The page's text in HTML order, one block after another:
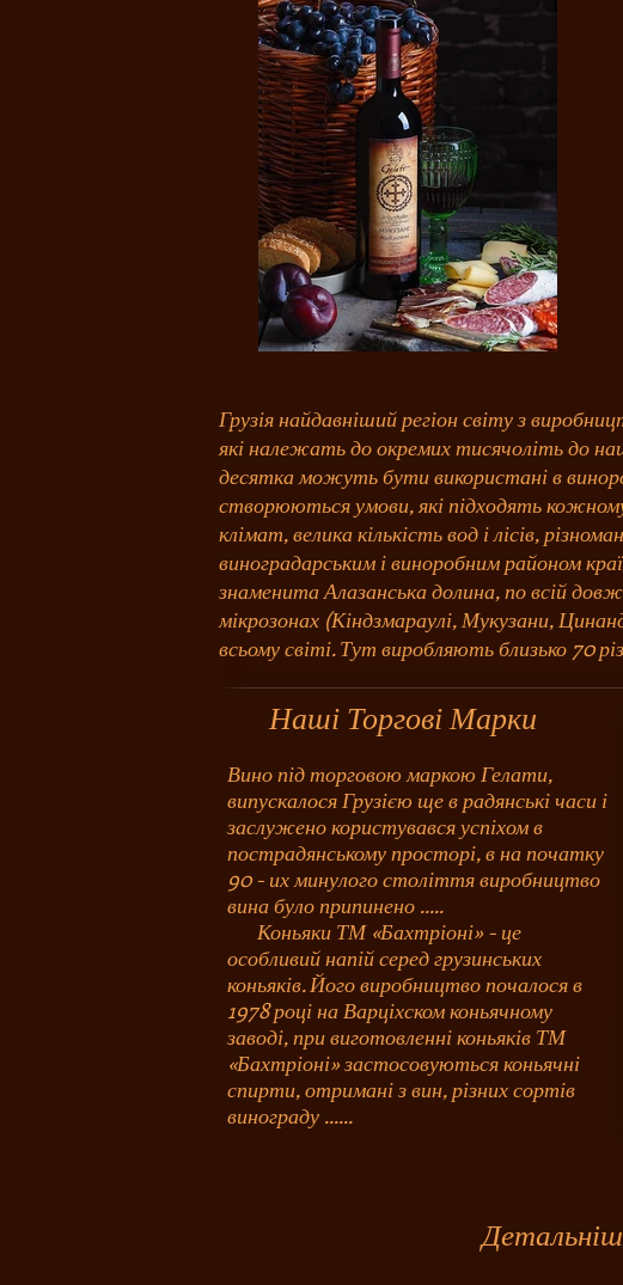
Грузія найдавніший регіон світу з
які належать до окремих тисячоліть до
десятка можуть бути використані в
створюються умови, які підходять
клімат, велика кількість вод і лісів,
виноградарським і виноробним районом
знаменита Алазанська долина, по всій
мікрозонах (Кіндзмараулі, Мукузани,
всьому світі. Тут виробляють близько 70
Наші Торгові Марки
Вино під торговою маркою Гелати,
випускалося Грузією ще в радянські часи і
заслужено користувався успіхом в
пострадянському просторі, в на початку
90 - их минулого століття виробництво
вина було припинено .....
Коньяки ТМ «Бахтріоні» - це
особливий напій серед грузинських
коньяків. Його виробництво почалося в
1978 році на Варціхском коньячному
заводі, при виготовленні коньяків ТМ
«Бахтріоні» застосовуються коньячні
спирти, отримані з вин, різних сортів
винограду ......